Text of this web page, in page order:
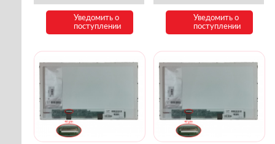
Уведомить о
поступлении
Уведомить о
поступлении